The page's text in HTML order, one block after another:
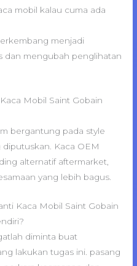
mobil kalau cuma ada
menjadi
dan mengubah penglihatan
Mobil Saint Gobain
bergantung pada style
Kaca OEM
alternatif aftermarket,
yang lebih bagus.
Kaca Mobil Saint Gobain
diminta buat
lakukan tugas ini. pasang